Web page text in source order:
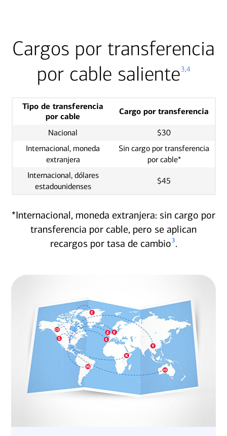
Cargos por transferencia
por cable saliente3,4
Tipo de transferencia
por cable
Cargo por transferencia
Nacional
$30
Internacional, moneda
extranjera
Sin cargo por transferencia
por cable*
Internacional, dólares
estadounidenses
$45
*Internacional, moneda extranjera: sin cargo por
transferencia por cable, pero se aplican
recargos por tasa de cambio3.